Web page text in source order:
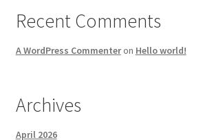
Recent Comments
A WordPress Commenteron Hello world!
Archives
April 2026